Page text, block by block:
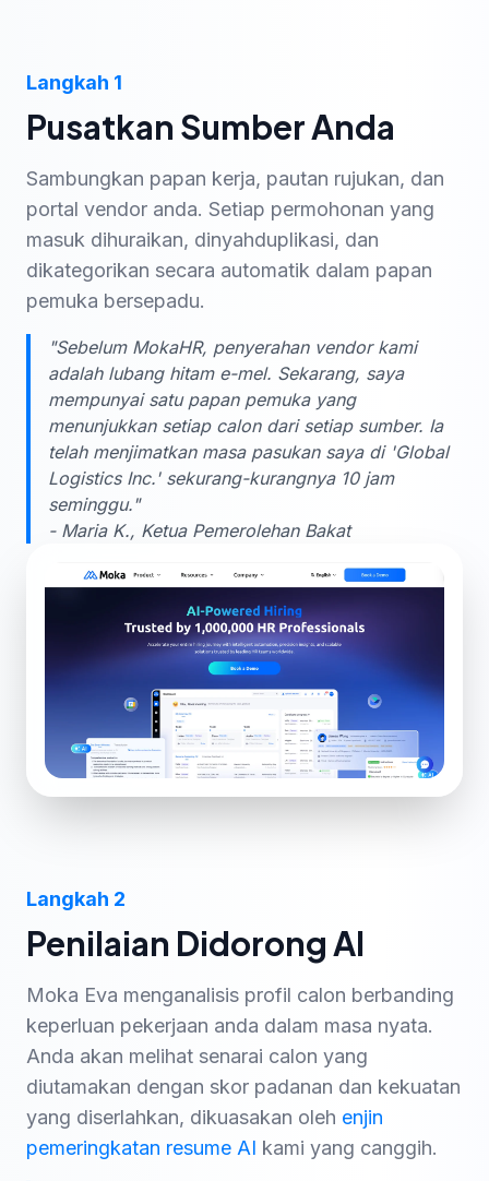
Langkah 1
Pusatkan Sumber Anda
Sambungkan papan kerja, pautan rujukan, dan
portal vendor anda. Setiap permohonan yang
masuk dihuraikan, dinyahduplikasi, dan
dikategorikan secara automatik dalam papan
pemuka bersepadu.
"Sebelum MokaHR, penyerahan vendor kami
adalah lubang hitam e-mel. Sekarang, saya
mempunyai satu papan pemuka yang
menunjukkan setiap calon dari setiap sumber. Ia
telah menjimatkan masa pasukan saya di 'Global
Logistics Inc.' sekurang-kurangnya 10 jam
seminggu."
- Maria K., Ketua Pemerolehan Bakat
Langkah 2
Penilaian Didorong AI
Moka Eva menganalisis profil calon berbanding
keperluan pekerjaan anda dalam masa nyata.
Anda akan melihat senarai calon yang
diutamakan dengan skor padanan dan kekuatan
yang diserlahkan, dikuasakan oleh enjin
pemeringkatan resume AI kami yang canggih.